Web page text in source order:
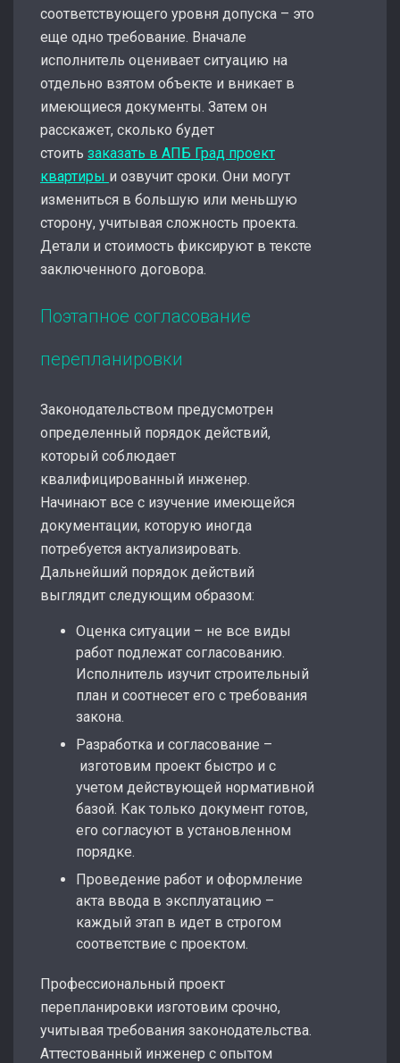
соответствующего уровня допуска – это
еще одно требование. Вначале
исполнитель оценивает ситуацию на
отдельно взятом объекте и вникает в
имеющиеся документы. Затем он
расскажет, сколько будет
стоить заказать в АПБ Град проект
квартиры и озвучит сроки. Они могут
измениться в большую или меньшую
сторону, учитывая сложность проекта.
Детали и стоимость фиксируют в тексте
заключенного договора.
Поэтапное согласование
перепланировки
Законодательством предусмотрен
определенный порядок действий,
который соблюдает
квалифицированный инженер.
Начинают все с изучение имеющейся
документации, которую иногда
потребуется актуализировать.
Дальнейший порядок действий
выглядит следующим образом:
Оценка ситуации – не все виды
работ подлежат согласованию.
Исполнитель изучит строительный
план и соотнесет его с требования
закона.
Разработка и согласование –
изготовим проект быстро и с
учетом действующей нормативной
базой. Как только документ готов,
его согласуют в установленном
порядке.
Проведение работ и оформление
акта ввода в эксплуатацию –
каждый этап в идет в строгом
соответствие с проектом.
Профессиональный проект
перепланировки изготовим срочно,
учитывая требования законодательства.
Аттестованный инженер с опытом